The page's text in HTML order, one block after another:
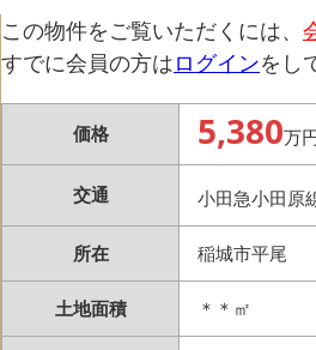
この物件をご覧いただくには、
すでに会員の方はログインをし
価格 5,380万
交通 小田急小田
所在 稲城市平尾
土地面積 ＊＊㎡